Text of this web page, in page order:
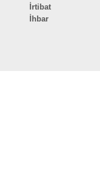
İrtibat
İhbar